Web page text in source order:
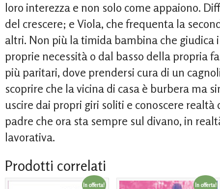
loro interezza e non solo come appaiono.
del crescere; e Viola, che frequenta la
altri. Non più la timida bambina che giudica
proprie necessità o dal basso della propria
più paritari, dove prendersi cura di un
scoprire che la vicina di casa è burbera ma
uscire dai propri giri soliti e conoscere realtà
padre che ora sta sempre sul divano, in
lavorativa.
Prodotti correlati
In offerta! In offerta!